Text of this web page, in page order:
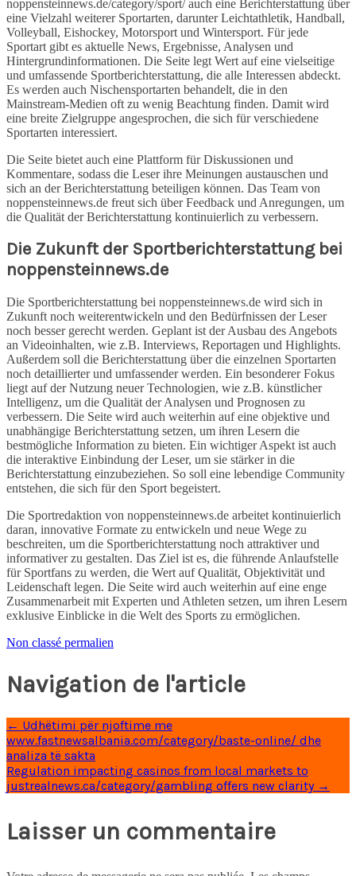
noppensteinnews.de/category/sport/ auch eine Berichterstattung über
eine Vielzahl weiterer Sportarten, darunter Leichtathletik, Handball,
Volleyball, Eishockey, Motorsport und Wintersport. Für jede
Sportart gibt es aktuelle News, Ergebnisse, Analysen und
Hintergrundinformationen. Die Seite legt Wert auf eine vielseitige
und umfassende Sportberichterstattung, die alle Interessen abdeckt.
Es werden auch Nischensportarten behandelt, die in den
Mainstream-Medien oft zu wenig Beachtung finden. Damit wird
eine breite Zielgruppe angesprochen, die sich für verschiedene
Sportarten interessiert.
Die Seite bietet auch eine Plattform für Diskussionen und
Kommentare, sodass die Leser ihre Meinungen austauschen und
sich an der Berichterstattung beteiligen können. Das Team von
noppensteinnews.de freut sich über Feedback und Anregungen, um
die Qualität der Berichterstattung kontinuierlich zu verbessern.
Die Zukunft der Sportberichterstattung bei
noppensteinnews.de
Die Sportberichterstattung bei noppensteinnews.de wird sich in
Zukunft noch weiterentwickeln und den Bedürfnissen der Leser
noch besser gerecht werden. Geplant ist der Ausbau des Angebots
an Videoinhalten, wie z.B. Interviews, Reportagen und Highlights.
Außerdem soll die Berichterstattung über die einzelnen Sportarten
noch detaillierter und umfassender werden. Ein besonderer Fokus
liegt auf der Nutzung neuer Technologien, wie z.B. künstlicher
Intelligenz, um die Qualität der Analysen und Prognosen zu
verbessern. Die Seite wird auch weiterhin auf eine objektive und
unabhängige Berichterstattung setzen, um ihren Lesern die
bestmögliche Information zu bieten. Ein wichtiger Aspekt ist auch
die interaktive Einbindung der Leser, um sie stärker in die
Berichterstattung einzubeziehen. So soll eine lebendige Community
entstehen, die sich für den Sport begeistert.
Die Sportredaktion von noppensteinnews.de arbeitet kontinuierlich
daran, innovative Formate zu entwickeln und neue Wege zu
beschreiten, um die Sportberichterstattung noch attraktiver und
informativer zu gestalten. Das Ziel ist es, die führende Anlaufstelle
für Sportfans zu werden, die Wert auf Qualität, Objektivität und
Leidenschaft legen. Die Seite wird auch weiterhin auf eine enge
Zusammenarbeit mit Experten und Athleten setzen, um ihren Lesern
exklusive Einblicke in die Welt des Sports zu ermöglichen.
Non classé permalien
Navigation de l'article
← Udhëtimi për njoftime me
www.fastnewsalbania.com/category/baste-online/ dhe
analiza të sakta
Regulation impacting casinos from local markets to
justrealnews.ca/category/gambling offers new clarity →
Laisser un commentaire